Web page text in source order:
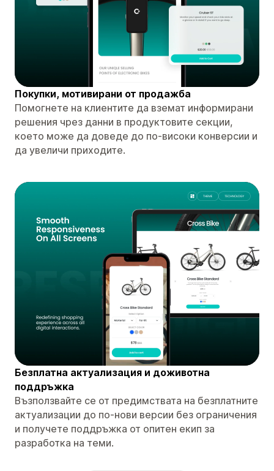
Покупки, мотивирани от продажба
Помогнете на клиентите да вземат информирани
решения чрез данни в продуктовите секции,
което може да доведе до по-високи конверсии и
да увеличи приходите.
Безплатна актуализация и доживотна
поддръжка
Възползвайте се от предимствата на безплатните
актуализации до по-нови версии без ограничения
и получете поддръжка от опитен екип за
разработка на теми.